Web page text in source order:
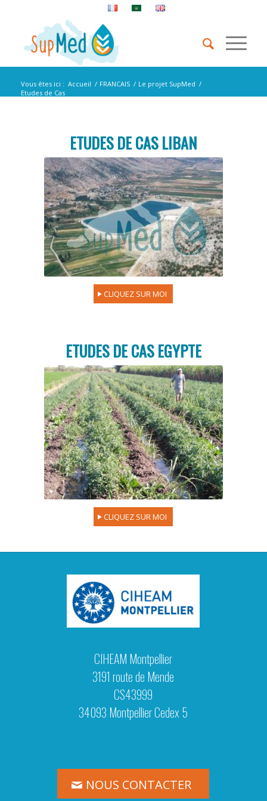
Vous êtes ici : Accueil / FRANCAIS / Le projet SupMed /
Etudes de Cas
ETUDES DE CAS LIBAN
CLIQUEZ SUR MOI
ETUDES DE CAS EGYPTE
CLIQUEZ SUR MOI
CIHEAM Montpellier
3191 route de Mende
CS43999
34093 Montpellier Cedex 5
NOUS CONTACTER